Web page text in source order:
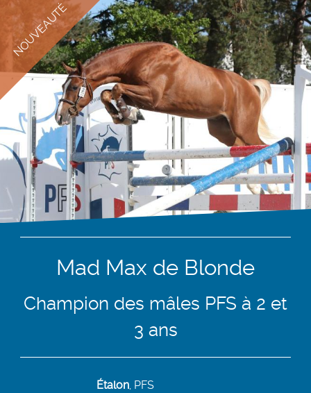
NOUVEAUTÉ
Mad Max de Blonde
Champion des mâles PFS à 2 et
3 ans
Étalon, PFS